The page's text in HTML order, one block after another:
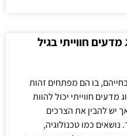
חווייתי בגיל
בו הם מפתחים זהות
חווייתי יכול להוות
יש להבין את הצרכים
נושאים כמו טכנולוגיה,